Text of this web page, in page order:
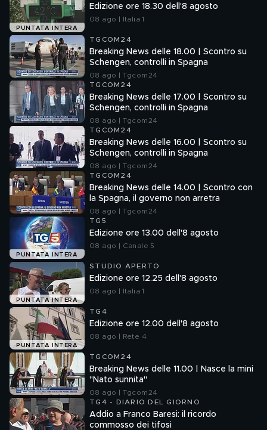
PUNTATA INTERA
Edizione ore 18.30 dell'8 agosto
08 ago | Italia 1
TGCOM24
Breaking News delle 18.00 | Scontro su
Schengen, controlli in Spagna
08 ago | Tgcom24
TGCOM24
Breaking News delle 17.00 | Scontro su
Schengen, controlli in Spagna
08 ago | Tgcom24
TGCOM24
Breaking News delle 16.00 | Scontro su
Schengen, controlli in Spagna
08 ago | Tgcom24
TGCOM24
Breaking News delle 14.00 | Scontro con
la Spagna, il governo non arretra
08 ago | Tgcom24
PUNTATA INTERA
TG5
Edizione ore 13.00 dell'8 agosto
08 ago | Canale 5
PUNTATA INTERA
STUDIO APERTO
Edizione ore 12.25 dell'8 agosto
08 ago | Italia 1
PUNTATA INTERA
TG4
Edizione ore 12.00 dell'8 agosto
08 ago | Rete 4
TGCOM24
Breaking News delle 11.00 | Nasce la mini
"Nato sunnita"
08 ago | Tgcom24
TG4 - DIARIO DEL GIORNO
Addio a Franco Baresi: il ricordo
commosso dei tifosi